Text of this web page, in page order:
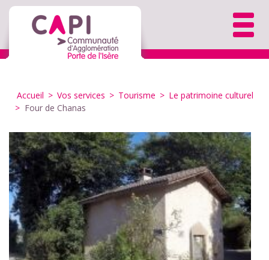
Accueil > Vos services > Tourisme > Le patrimoine culturel
> Four de Chanas